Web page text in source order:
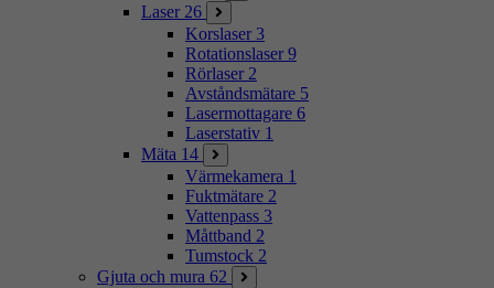
Laser 26
Korslaser 3
Rotationslaser 9
Rörlaser 2
Avståndsmätare 5
Lasermottagare 6
Laserstativ 1
Mäta 14
Värmekamera 1
Fuktmätare 2
Vattenpass 3
Måttband 2
Tumstock 2
Gjuta och mura 62